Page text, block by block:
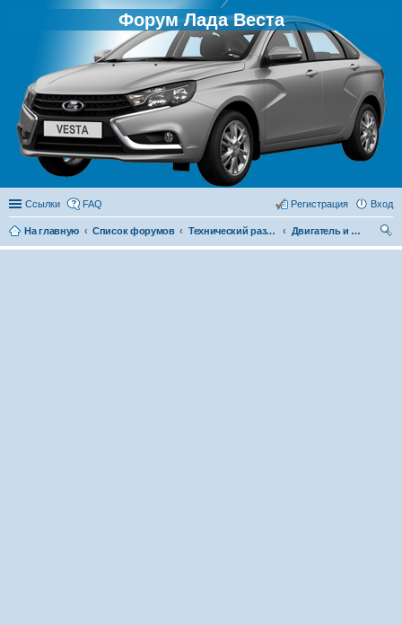
Форум Лада Веста
Ссылки FAQ Вход
Регистрация
На главную Список форумов Технический раздел
Двигатель и его системы
ои